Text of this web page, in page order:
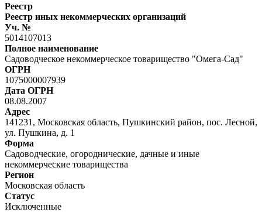
Реестр
Реестр иных некоммерческих организаций
Уч. №
5014107013
Полное наименование
Садоводческое некоммерческое товарищество "Омега-Сад"
ОГРН
1075000007939
Дата ОГРН
08.08.2007
Адрес
141231, Московская область, Пушкинский район, пос. Лесной,
ул. Пушкина, д. 1
Форма
Садоводческие, огороднические, дачные и иные
некоммерческие товарищества
Регион
Московская область
Статус
Исключенные